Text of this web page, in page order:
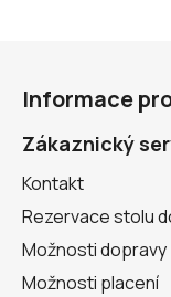
Informace
Zákaznický
Kontakt
Rezervace stolu
Možnosti dopravy
Možnosti placení